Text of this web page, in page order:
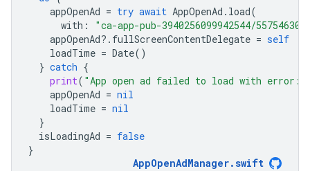
appOpenAd = try await AppOpenAd . load(
with :
"ca-app-pub-3940256099942544/
appOpenAd?. fullScreenContentDelegate = self
loadTime = Date()
} catch {
print( "App open ad failed to load with error:
appOpenAd = nil
loadTime = nil
}
isLoadingAd = false
}
AppOpenAdManager.swift